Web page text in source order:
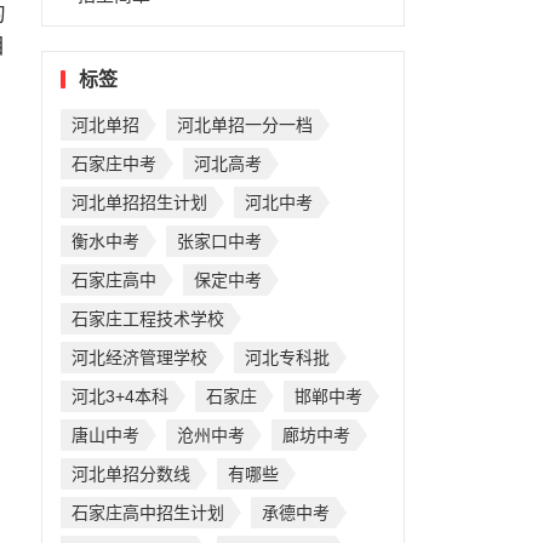
标签
河北单招
河北单招一分一档
石家庄中考
河北高考
河北单招招生计划
河北中考
衡水中考
张家口中考
石家庄高中
保定中考
石家庄工程技术学校
河北经济管理学校
河北专科批
河北3+4本科
石家庄
邯郸中考
唐山中考
沧州中考
廊坊中考
河北单招分数线
有哪些
石家庄高中招生计划
承德中考